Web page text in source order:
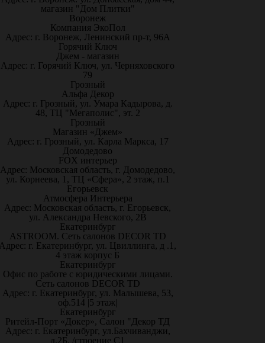
магазин "Дом Плитки"
Воронеж
Компания ЭкоПол
Адрес: г. Воронеж, Ленинский пр-т, 96А
Горячий Ключ
Джем - магазин
Адрес: г. Горячий Ключ, ул. Черняховского
79
Грозный
Альфа Декор
Адрес: г. Грозный, ул. Умара Кадырова, д.
48, ТЦ "Мегаполис", эт. 2
Грозный
Магазин «Джем»
Адрес: г. Грозный, ул. Карла Маркса, 17
Домодедово
FOX интерьер
Адрес: Московская область, г. Домодедово,
ул. Корнеева, 1, ТЦ «Сфера», 2 этаж, п.1
Егорьевск
Атмосфера Интерьера
Адрес: Московская область, г. Егорьевск,
ул. Александра Невского, 2В
Екатеринбург
ASTROOM. Сеть салонов DECOR TD
г. Екатеринбург, ул. Цвиллинга, д .1,
4 этаж корпус Б
Екатеринбург
Офис по работе с юридическими лицами.
Сеть салонов DECOR TD
Адрес: г. Екатеринбург, ул. Малышева, 53,
оф.514 |5 этаж|
Екатеринбург
Ритейл-Порт «Докер», Салон "Декор ТД
Адрес: г. Екатеринбург, ул.Бахчиванджи,
д.2Б, /строение С1